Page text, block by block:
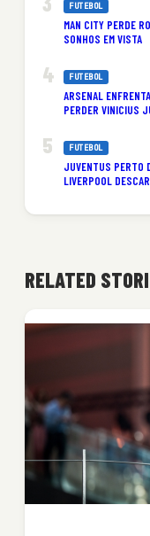
FUTEBOL
MAN CITY PERDE
SONHOS EM VISTA
FUTEBOL
ARSENAL
PERDER VINICIUS
FUTEBOL
JUVENTUS PERTO
LIVERPOOL
RELATED